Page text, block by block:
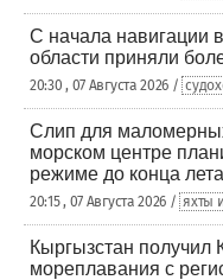
С начала навигации
области приняли
20:30 , 07 Августа 2026 /
Слип для
морском центре
режиме до конца лета
20:15 , 07 Августа 2026 / яхты
Кыргызстан получил
мореплавания с